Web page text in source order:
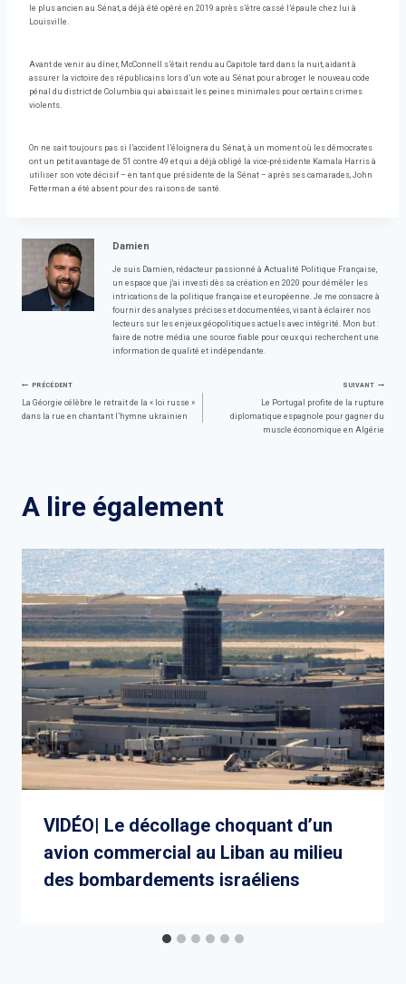
le plus ancien au Sénat, a déjà été opéré en 2019 après s’être cassé l’épaule chez lui à
Louisville.
Avant de venir au dîner, McConnell s’était rendu au Capitole tard dans la nuit, aidant à
assurer la victoire des républicains lors d’un vote au Sénat pour abroger le nouveau code
pénal du district de Columbia qui abaissait les peines minimales pour certains crimes
violents.
On ne sait toujours pas si l’accident l’éloignera du Sénat, à un moment où les démocrates
ont un petit avantage de 51 contre 49 et qui a déjà obligé la vice-présidente Kamala Harris à
utiliser son vote décisif – en tant que présidente de la Sénat – après ses camarades, John
Fetterman a été absent pour des raisons de santé.
Damien
Je suis Damien, rédacteur passionné à Actualité Politique Française,
un espace que j'ai investi dès sa création en 2020 pour démêler les
intrications de la politique française et européenne. Je me consacre à
fournir des analyses précises et documentées, visant à éclairer nos
lecteurs sur les enjeux géopolitiques actuels avec intégrité. Mon but :
faire de notre média une source fiable pour ceux qui recherchent une
information de qualité et indépendante.
Navigation
PRÉCÉDENT
La Géorgie célèbre le retrait de la « loi russe »
dans la rue en chantant l’hymne ukrainien
SUIVANT
Le Portugal profite de la rupture
diplomatique espagnole pour gagner du
muscle économique en Algérie
A lire également
VIDÉO| Le décollage choquant d’un
avion commercial au Liban au milieu
des bombardements israéliens